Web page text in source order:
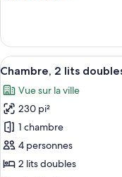
chambre :
Chambre,
1
grand
lit
(No
View)
Chambre,
grand
(No
View)
Afficher
toutes
les
photos
pour
ce
type
6
Chambre, 2 lits
Vue sur la ville
230 pi²
1 chambre
4 personnes
2 lits doubles